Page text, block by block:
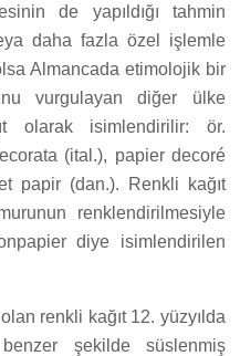
de yapıldığı tahmin
daha fazla özel işlemle
Almancada etimolojik bir
vurgulayan diğer ülke
olarak isimlendirilir: ör.
(ital.), papier decoré
papir (dan.). Renkli kağıt
renklendirilmesiyle
diye isimlendirilen
renkli kağıt 12. yüzyılda
şekilde süslenmiş